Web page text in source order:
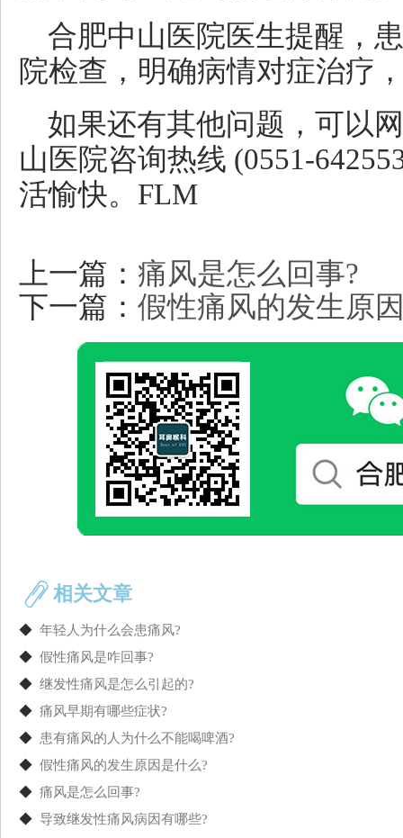
合肥中山医院医生提醒，
院检查，明确病情对症治疗
如果还有其他问题，可以
山医院咨询热线 (0551-
活愉快。FLM
上一篇： 痛风是怎么回事?
下一篇： 假性痛风的发生原
相关文章
◆ 年轻人为什么会患痛风?
◆ 假性痛风是咋回事?
◆ 继发性痛风是怎么引起的?
◆ 痛风早期有哪些症状?
◆ 患有痛风的人为什么不能喝啤酒?
◆ 假性痛风的发生原因是什么?
◆ 痛风是怎么回事?
◆ 导致继发性痛风病因有哪些?